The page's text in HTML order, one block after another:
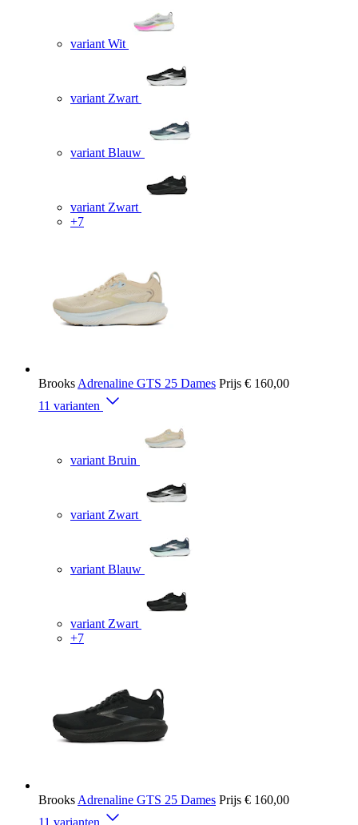
variant Wit
variant Zwart
variant Blauw
variant Zwart
+7
Brooks Adrenaline GTS 25 Dames Prijs € 160,00
11 varianten
variant Bruin
variant Zwart
variant Blauw
variant Zwart
+7
Brooks Adrenaline GTS 25 Dames Prijs € 160,00
11 varianten